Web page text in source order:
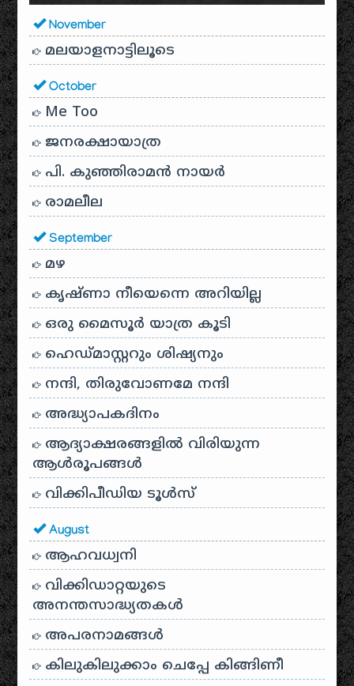
November
മലയാളനാട്ടിലൂടെ
October
Me Too
ജനരക്ഷായാത്ര
പി. കുഞ്ഞിരാമൻ നായർ
രാമലീല
September
മഴ
കൃഷ്ണാ നീയെന്നെ അറിയില്ല
ഒരു മൈസൂർ യാത്ര കൂടി
ഹെഡ്മാസ്റ്ററും ശിഷ്യനും
നന്ദി, തിരുവോണമേ നന്ദി
അദ്ധ്യാപകദിനം
ആദ്യാക്ഷരങ്ങളിൽ വിരിയുന്ന
ആൾരൂപങ്ങൾ
വിക്കിപീഡിയ ടൂൾസ്
August
ആഹവധ്വനി
വിക്കിഡാറ്റയുടെ
അനന്തസാദ്ധ്യതകള്‍
അപരനാമങ്ങൾ
കിലുകിലുക്കാം ചെപ്പേ കിങ്ങിണീ